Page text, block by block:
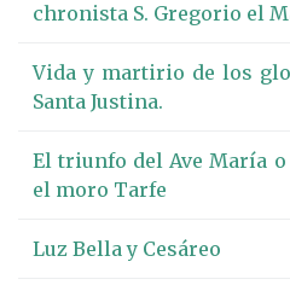
chronista S. Gregorio el
Vida y martirio de los
Santa Justina.
El triunfo del Ave María o
el moro Tarfe
Luz Bella y Cesáreo